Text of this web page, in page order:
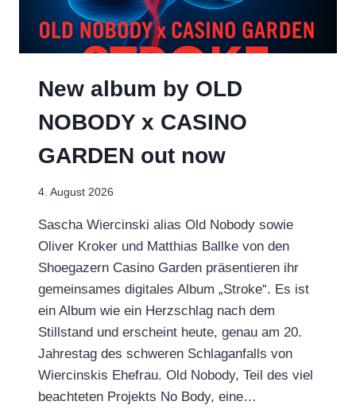
New album by OLD
NOBODY x CASINO
GARDEN out now
4. August 2026
Sascha Wiercinski alias Old Nobody sowie
Oliver Kroker und Matthias Ballke von den
Shoegazern Casino Garden präsentieren ihr
gemeinsames digitales Album „Stroke“. Es ist
ein Album wie ein Herzschlag nach dem
Stillstand und erscheint heute, genau am 20.
Jahrestag des schweren Schlaganfalls von
Wiercinskis Ehefrau. Old Nobody, Teil des viel
beachteten Projekts No Body, eine…